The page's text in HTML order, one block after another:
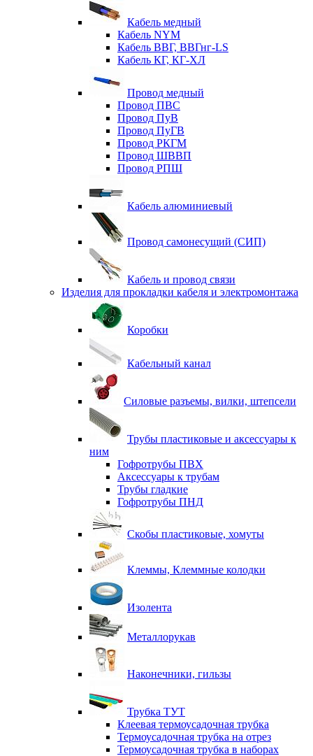
Кабель медный
Кабель NYM
Кабель ВВГ, ВВГнг-LS
Кабель КГ, КГ-ХЛ
Провод медный
Провод ПВС
Провод ПуВ
Провод ПуГВ
Провод РКГМ
Провод ШВВП
Провод РПШ
Кабель алюминиевый
Провод самонесущий (СИП)
Кабель и провод связи
Изделия для прокладки кабеля и электромонтажа
Коробки
Кабельный канал
Силовые разъемы, вилки, штепсели
Трубы пластиковые и аксессуары к
ним
Гофротрубы ПВХ
Аксессуары к трубам
Трубы гладкие
Гофротрубы ПНД
Скобы пластиковые, хомуты
Клеммы, Клеммные колодки
Изолента
Металлорукав
Наконечники, гильзы
Трубка ТУТ
Клеевая термоусадочная трубка
Термоусадочная трубка на отрез
Термоусадочная трубка в наборах